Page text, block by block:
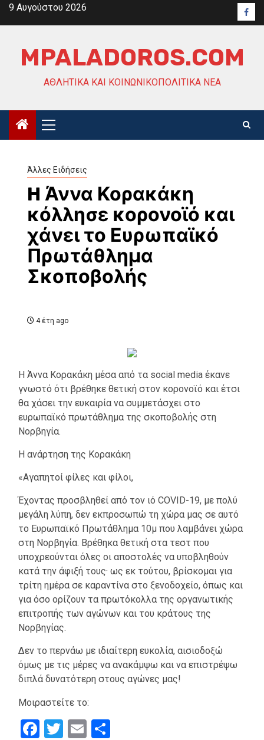
Skip9 Αυγούστου 2026
MPALADOROS.COM
ΑΘΛΗΤΙΚΆ ΚΑΙ ΚΟΙΝΩΝΙΚΟΠΟΛΙΤΙΚΆ ΝΈΑ
Primary
Menu
Άλλες Ειδήσεις
H Άννα Κορακάκη
κόλλησε κορονοϊό και
χάνει το Ευρωπαϊκό
Πρωτάθλημα
Σκοποβολής
4 έτη ago
Η Άννα Κορακάκη μέσα από τα social media έκανε
γνωστό ότι βρέθηκε θετική στον κορονοϊό και έτσι
θα χάσει την ευκαιρία να συμμετάσχει στο
ευρωπαϊκό πρωτάθλημα της σκοποβολής στη
Νορβηγία.
Η ανάρτηση της Κορακάκη
«Αγαπητοί φίλες και φίλοι,
Έχοντας προσβληθεί από τον ιό COVID-19, με πολύ
μεγάλη λύπη, δεν εκπροσωπώ τη χώρα μας σε αυτό
το Ευρωπαϊκό Πρωτάθλημα 10μ που λαμβάνει χώρα
στη Νορβηγία. Βρέθηκα θετική στα τεστ που
υποχρεούνται όλες οι αποστολές να υποβληθούν
κατά την άφιξή τους· ως εκ τούτου, βρίσκομαι για
τρίτη ημέρα σε καραντίνα στο ξενοδοχείο, όπως και
για όσο ορίζουν τα πρωτόκολλα της οργανωτικής
επιτροπής των αγώνων και του κράτους της
Νορβηγίας.
Δεν το περνάω με ιδιαίτερη ευκολία, αισιοδοξώ
όμως με τις μέρες να ανακάμψω και να επιστρέψω
διπλά δυνατότερη στους αγώνες μας!
Μοιραστείτε το:
Facebook
Twitter
Email